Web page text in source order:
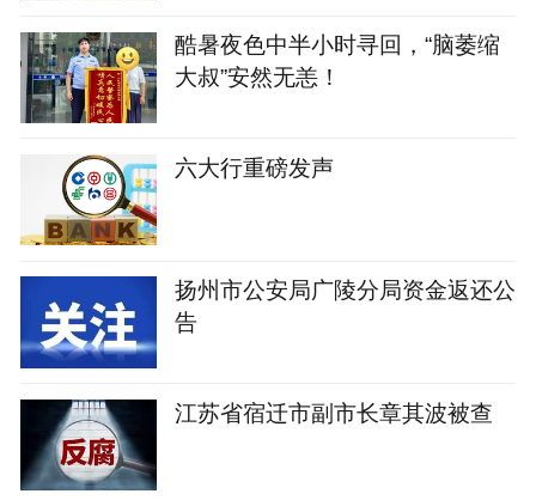
酷暑夜色中半小时寻回，“脑萎缩
大叔”安然无恙！
六大行重磅发声
扬州市公安局广陵分局资金返还公
告
江苏省宿迁市副市长章其波被查